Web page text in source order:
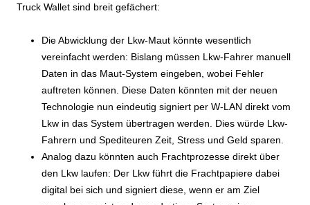
Truck Wallet sind breit gefächert:
Die Abwicklung der Lkw-Maut könnte wesentlich
vereinfacht werden: Bislang müssen Lkw-Fahrer manuell
Daten in das Maut-System eingeben, wobei Fehler
auftreten können. Diese Daten könnten mit der neuen
Technologie nun eindeutig signiert per W-LAN direkt vom
Lkw in das System übertragen werden. Dies würde Lkw-
Fahrern und Spediteuren Zeit, Stress und Geld sparen.
Analog dazu könnten auch Frachtprozesse direkt über
den Lkw laufen: Der Lkw führt die Frachtpapiere dabei
digital bei sich und signiert diese, wenn er am Ziel